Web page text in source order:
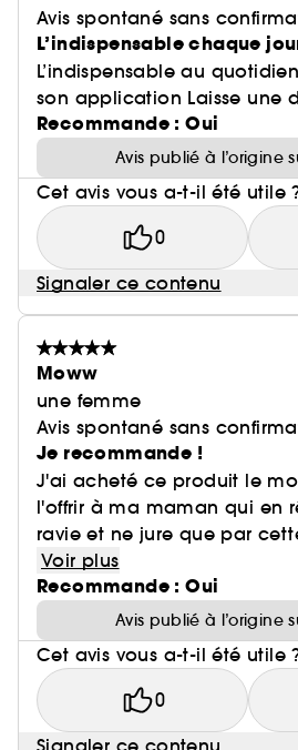
Avis spontané sans
L’indispensable chaque
L’indispensable au
son application Laisse une
Recommande : Oui
Avis publié à l’origine
Cet avis vous a-t-il été utile
0
Signaler ce contenu
Moww
une femme
Avis spontané sans
Je recommande !
J'ai acheté ce produit le
l'offrir à ma maman qui en
ravie et ne jure que par
Voir plus
Recommande : Oui
Avis publié à l’origine
Cet avis vous a-t-il été utile
0